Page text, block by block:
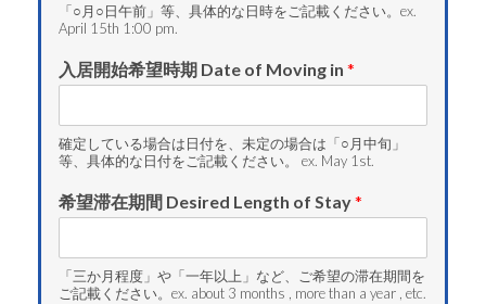
「○月○日午前」等、具体的な日時をご記載ください。ex.
April 15th 1:00 pm.
入居開始希望時期 Date of Moving in *
確定している場合は日付を、未定の場合は「○月中旬」
等、具体的な日付をご記載ください。 ex. May 1st.
希望滞在期間 Desired Length of Stay*
「三か月程度」や「一年以上」など、ご希望の滞在期間を
ご記載ください。ex. about 3 months , more than a year , etc.